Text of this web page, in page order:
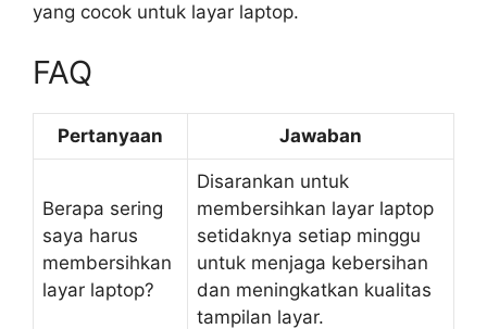
yang cocok untuk layar laptop.
FAQ
Pertanyaan Jawaban
Berapa sering
saya harus
membersihkan
layar laptop?
Disarankan untuk
membersihkan layar laptop
setidaknya setiap minggu
untuk menjaga kebersihan
dan meningkatkan kualitas
tampilan layar.